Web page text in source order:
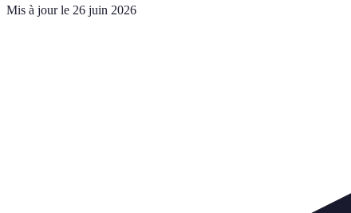
Mis à jour le 26 juin 2026